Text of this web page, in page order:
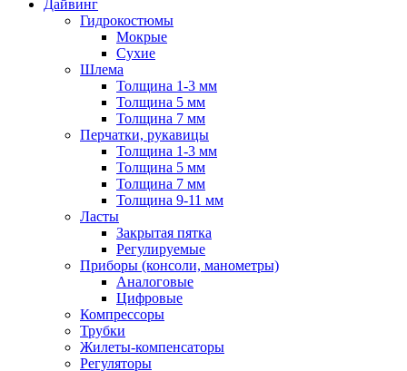
Дайвинг
Гидрокостюмы
Мокрые
Сухие
Шлема
Толщина 1-3 мм
Толщина 5 мм
Толщина 7 мм
Перчатки, рукавицы
Толщина 1-3 мм
Толщина 5 мм
Толщина 7 мм
Толщина 9-11 мм
Ласты
Закрытая пятка
Регулируемые
Приборы (консоли, манометры)
Аналоговые
Цифровые
Компрессоры
Трубки
Жилеты-компенсаторы
Регуляторы